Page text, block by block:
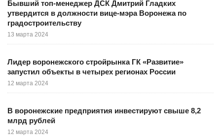
Бывший топ-менеджер ДСК Дмитрий Гладких
утвердится в должности вице-мэра Воронежа по
градостроительству
13 марта 2024
Лидер воронежского стройрынка ГК «Развитие»
запустил объекты в четырех регионах России
12 марта 2024
В воронежские предприятия инвестируют свыше 8,2
млрд рублей
12 марта 2024